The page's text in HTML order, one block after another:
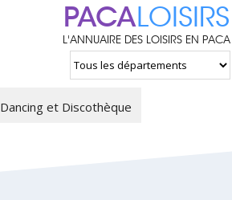
PACALOISIRS
L'ANNUAIRE DES LOISIRS EN PACA
Dancing et Discothèque